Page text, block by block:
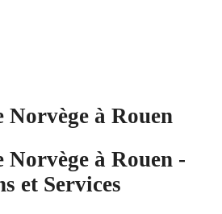
Norvège à Rouen
Norvège à Rouen -
et Services